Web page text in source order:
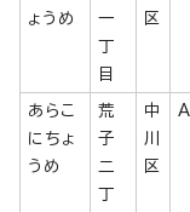
ょうめ
一
丁
目
区
あらこ
にちょ
うめ
荒
子
二
丁
中
川
区